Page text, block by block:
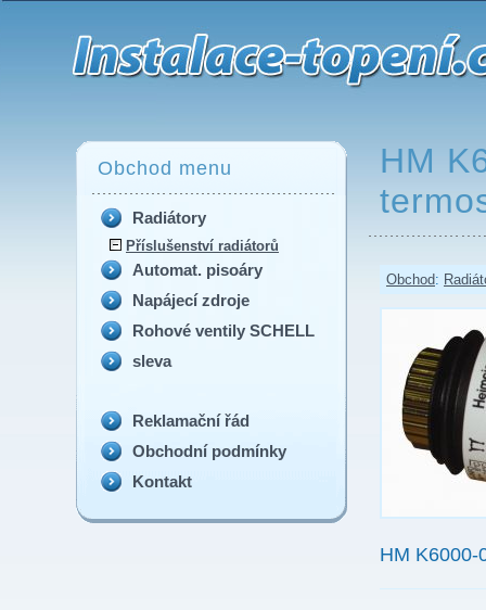
HM K6000-09.500 termost. hlavice
HM
Obchod:
HM K6000-
Obchod menu
Radiátory
Příslušenství radiátorů
Automat. pisoáry
Napájecí zdroje
Rohové ventily SCHELL
sleva
Reklamační řád
Obchodní podmínky
Kontakt